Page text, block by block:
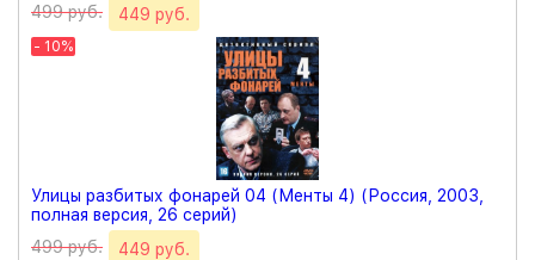
499 руб.
449 руб.
- 10%
Улицы разбитых фонарей 04 (Менты 4) (Россия, 2003,
полная версия, 26 серий)
499 руб.
449 руб.